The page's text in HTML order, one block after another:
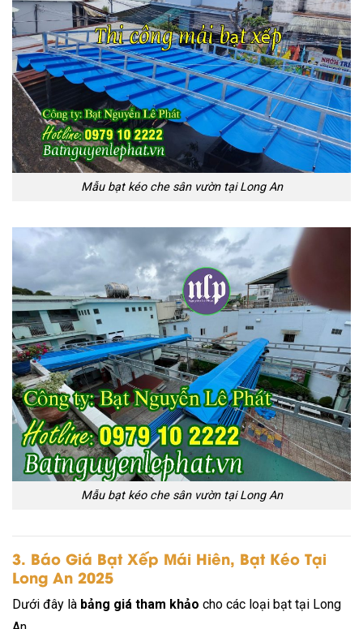
Mẫu bạt kéo che sân vườn tại Long An
Mẫu bạt kéo che sân vườn tại Long An
3. Báo Giá Bạt Xếp Mái Hiên, Bạt Kéo Tại
Long An 2025
Dưới đây là bảng giá tham khảo cho các loại bạt tại Long